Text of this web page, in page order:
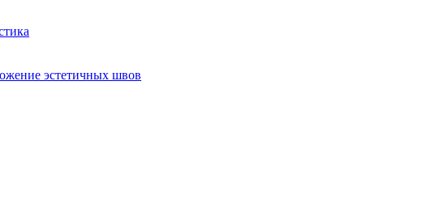
эстетичных швов